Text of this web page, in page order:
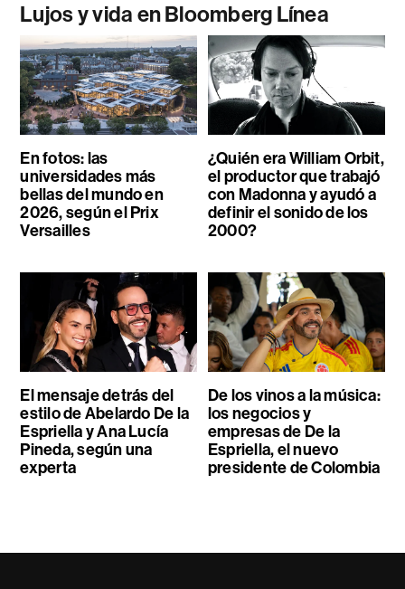
Lujos y vida en Bloomberg Línea
En fotos: las
universidades más
bellas del mundo en
2026, según el Prix
Versailles
¿Quién era William Orbit,
el productor que trabajó
con Madonna y ayudó a
definir el sonido de los
2000?
El mensaje detrás del
estilo de Abelardo De la
Espriella y Ana Lucía
Pineda, según una
experta
De los vinos a la música:
los negocios y
empresas de De la
Espriella, el nuevo
presidente de Colombia